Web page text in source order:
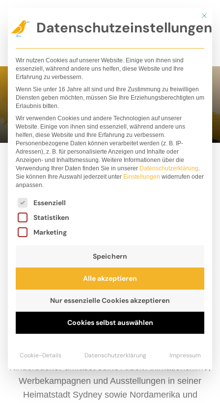
Inhalt
springen
Charles Santoso
Charles Santoso findet Inspiration in seinen
Reisen. Neben der Illustration zahlreicher
Kinderbücher umfasst seine Arbeit Animationsfilme,
Werbekampagnen und Ausstellungen in seiner
Heimatstadt Sydney sowie Nordamerika und
Mit
Datenschutzeinstellungen
Wir nutzen Cookies auf unserer Website. Einige von ihnen sind
essenziell, während andere uns helfen, diese Website und Ihre
Erfahrung zu verbessern.
Wenn Sie unter 16 Jahre alt sind und Ihre Zustimmung zu freiwilligen
Diensten geben möchten, müssen Sie Ihre Erziehungsberechtigten um
Erlaubnis bitten.
Wir verwenden Cookies und andere Technologien auf unserer
Website. Einige von ihnen sind essenziell, während andere uns
helfen, diese Website und Ihre Erfahrung zu verbessern.
Personenbezogene Daten können verarbeitet werden (z. B. IP-
Adressen), z. B. für personalisierte Anzeigen und Inhalte oder
Anzeigen- und Inhaltsmessung. Weitere Informationen über die
Verwendung Ihrer Daten finden Sie in unserer Datenschutzerklärung.
Sie können Ihre Auswahl jederzeit unter Einstellungen widerrufen oder
anpassen.
Es folgt eine Liste der Service-Gruppen, für die
Essenziell
Statistiken
Marketing
Speichern
Alle akzeptieren
Nur essenzielle Cookies akzeptieren
Cookies selbst auswählen
Cookie-Details Datenschutzerklärung Impressum